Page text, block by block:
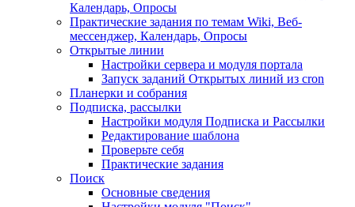
Календарь, Опросы
Практические задания по темам Wiki, Веб-
мессенджер, Календарь, Опросы
Открытые линии
Настройки сервера и модуля портала
Запуск заданий Открытых линий из cron
Планерки и собрания
Подписка, рассылки
Настройки модуля Подписка и Рассылки
Редактирование шаблона
Проверьте себя
Практические задания
Поиск
Основные сведения